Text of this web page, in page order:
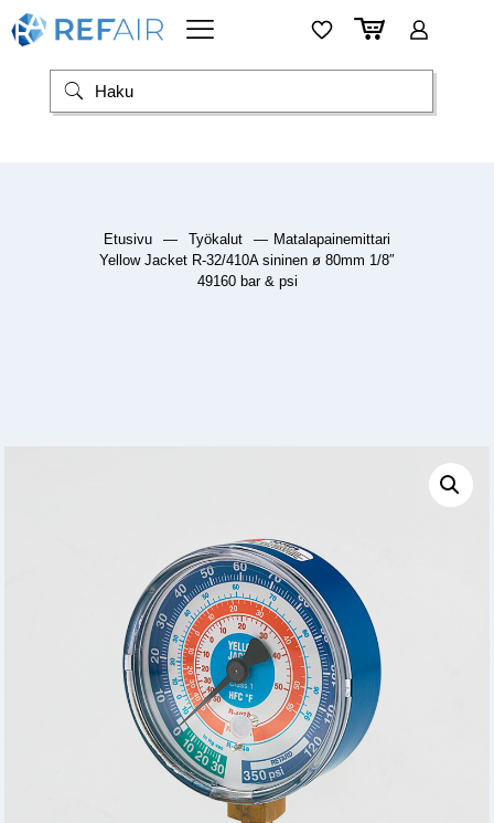
Etusivu — Työkalut — Matalapainemittari
Yellow Jacket R-32/410A sininen ø 80mm 1/8″
49160 bar & psi